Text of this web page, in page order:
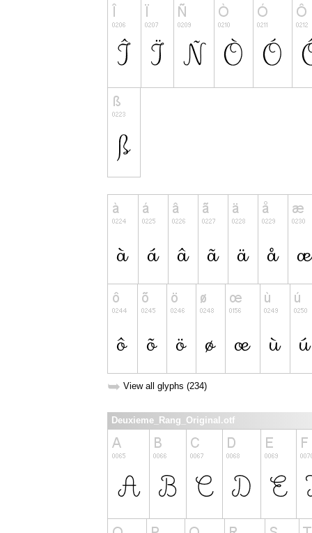
➥ View all glyphs (234)
Deuxieme_Rang_Original.otf